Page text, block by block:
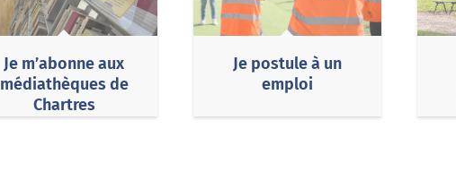
Je m’abonne aux
médiathèques de
Chartres
Je postule à un
emploi